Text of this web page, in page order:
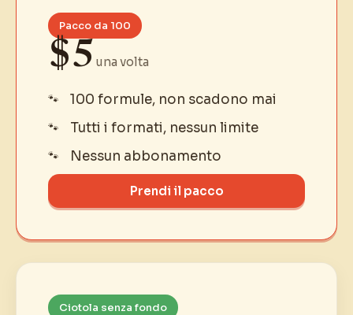
Pacco da 100
$5 una volta
100 formule, non scadono mai
Tutti i formati, nessun limite
Nessun abbonamento
Prendi il pacco
Ciotola senza fondo